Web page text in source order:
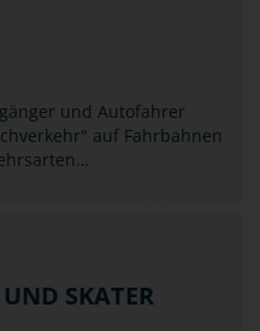
und Autofahrer
auf Fahrbahnen
UND SKATER